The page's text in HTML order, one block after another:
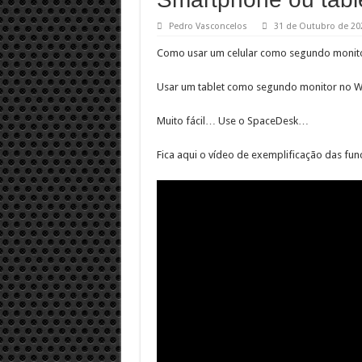
Pedro Vasconcelos 31 de Outubro de
Como usar um celular como segundo
Usar um tablet como segundo monitor no
Muito fácil… Use o SpaceDesk…
Fica aqui o vídeo de exemplificação das